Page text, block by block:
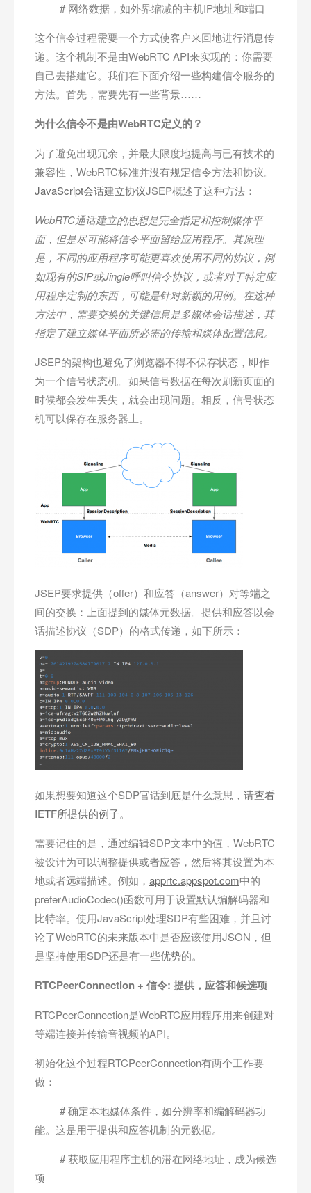
# 网络数据，如外界缩减的主机IP地址和端口
这个信令过程需要一个方式使客户来回地进行消息传
递。这个机制不是由WebRTC API来实现的：你需要
自己去搭建它。我们在下面介绍一些构建信令服务的
方法。首先，需要先有一些背景……
为什么信令不是由WebRTC定义的？
为了避免出现冗余，并最大限度地提高与已有技术的
兼容性，WebRTC标准并没有规定信令方法和协议。
JavaScript会话建立协议JSEP概述了这种方法：
WebRTC通话建立的思想是完全指定和控制媒体平
面，但是尽可能将信令平面留给应用程序。其原理
是，不同的应用程序可能更喜欢使用不同的协议，例
如现有的SIP或Jingle呼叫信令协议，或者对于特定应
用程序定制的东西，可能是针对新颖的用例。在这种
方法中，需要交换的关键信息是多媒体会话描述，其
指定了建立媒体平面所必需的传输和媒体配置信息。
JSEP的架构也避免了浏览器不得不保存状态，即作
为一个信号状态机。如果信号数据在每次刷新页面的
时候都会发生丢失，就会出现问题。相反，信号状态
机可以保存在服务器上。
JSEP要求提供（offer）和应答（answer）对等端之
间的交换：上面提到的媒体元数据。提供和应答以会
话描述协议（SDP）的格式传递，如下所示：
如果想要知道这个SDP官话到底是什么意思， 请查看
IETF所提供的例子。
需要记住的是，通过编辑SDP文本中的值，WebRTC
被设计为可以调整提供或者应答，然后将其设置为本
地或者远端描述。例如， apprtc.appspot.com中的
preferAudioCodec()函数可用于设置默认编解码器和
比特率。使用JavaScript处理SDP有些困难，并且讨
论了WebRTC的未来版本中是否应该使用JSON，但
是坚持使用SDP还是有一些优势的。
RTCPeerConnection + 信令: 提供，应答和候选项
RTCPeerConnection是WebRTC应用程序用来创建对
等端连接并传输音视频的API。
初始化这个过程RTCPeerConnection有两个工作要
做：
# 确定本地媒体条件，如分辨率和编解码器功
能。这是用于提供和应答机制的元数据。
# 获取应用程序主机的潜在网络地址，成为候选
项